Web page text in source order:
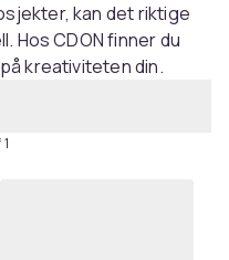
kan det riktige
Hos CDON finner du
kreativiteten din.